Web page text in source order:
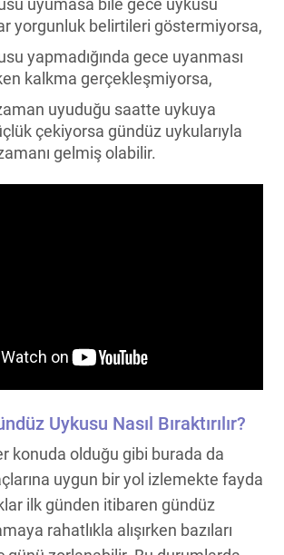
uyumasa bile gece uykusu
yorgunluk belirtileri göstermiyorsa,
yapmadığında gece uyanması
kalkma gerçekleşmiyorsa,
uyuduğu saatte uykuya
çekiyorsa gündüz uykularıyla
gelmiş olabilir.
Uykusu Nasıl Bıraktırılır?
konuda olduğu gibi burada da
uygun bir yol izlemekte fayda
ilk günden itibaren gündüz
rahatlıkla alışırken bazıları